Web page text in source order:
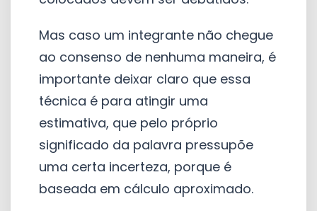
Mas caso um integrante não chegue
ao consenso de nenhuma maneira, é
importante deixar claro que essa
técnica é para atingir uma
estimativa, que pelo próprio
significado da palavra pressupõe
uma certa incerteza, porque é
baseada em cálculo aproximado.